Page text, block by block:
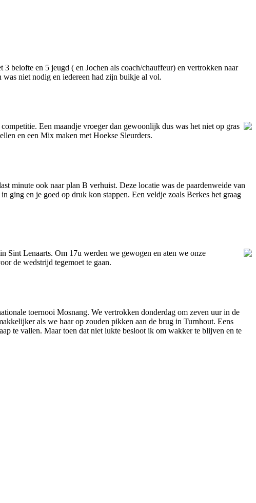
belofte en 5 jeugd ( en Jochen als coach/chauffeur) en vertrokken naar
niet nodig en iedereen had zijn buikje al vol.
Een maandje vroeger dan gewoonlijk dus was het niet op gras
en een Mix maken met Hoekse Sleurders.
minute ook naar plan B verhuist. Deze locatie was de paardenweide van
ging en je goed op druk kon stappen. Een veldje zoals Berkes het graag
Sint Lenaarts. Om 17u werden we gewogen en aten we onze
de wedstrijd tegemoet te gaan.
toernooi Mosnang. We vertrokken donderdag om zeven uur in de
als we haar op zouden pikken aan de brug in Turnhout. Eens
te vallen. Maar toen dat niet lukte besloot ik om wakker te blijven en te